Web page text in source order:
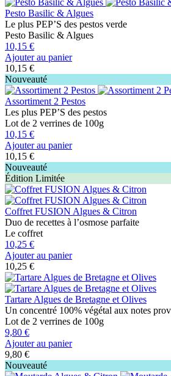
Pesto Basilic & Algues
Le plus PEP’S des pestos verde
Pesto Basilic & Algues
10,15 €
Ajouter au panier
10,15 €
Nouveauté
Assortiment 2 Pestos
Les plus PEP’S des pestos
Lot de 2 verrines de 100g
10,15 €
Ajouter au panier
10,15 €
Nouveauté
Édition Limitée
Coffret FUSION Algues & Citron
Duo de recettes à l’osmose parfaite
Le coffret
10,25 €
Ajouter au panier
10,25 €
Tartare Algues de Bretagne et Olives
Un concentré 100% végétal aux notes
Lot de 2 verrines de 100g
9,80 €
Ajouter au panier
9,80 €
Nouveauté